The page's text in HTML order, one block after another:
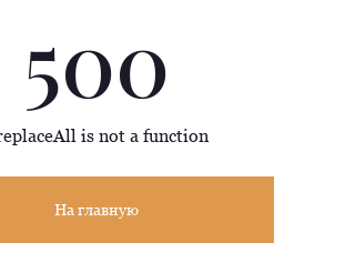
500
is not a function
На главную